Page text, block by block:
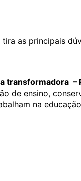
as principais
transformadora –
de ensino,
na